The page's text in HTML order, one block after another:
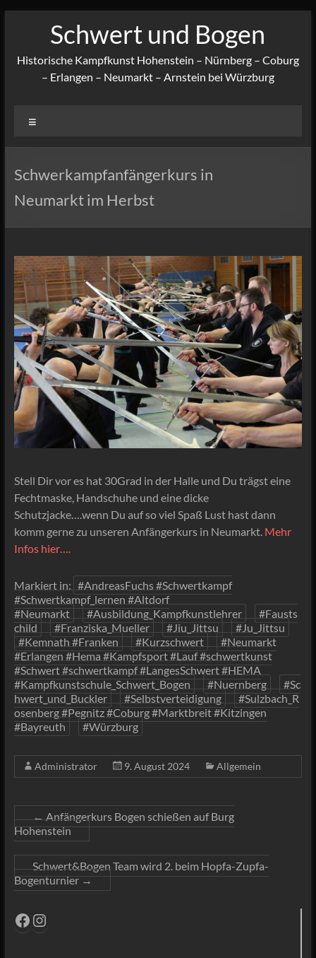
Schwert und Bogen
Historische Kampfkunst Hohenstein – Nürnberg – Coburg
– Erlangen – Neumarkt – Arnstein bei Würzburg
Schwerkampfanfängerkurs in
Neumarkt im Herbst
Stell Dir vor es hat 30Grad in der Halle und Du trägst eine
Fechtmaske, Handschuhe und eine dicke
Schutzjacke….wenn Du auf so viel Spaß Lust hast dann
komm gerne zu unseren Anfängerkurs in Neumarkt. Mehr
Infos hier….
Markiert in: #AndreasFuchs #Schwertkampf
#Schwertkampf_lernen #Altdorf
#Neumarkt
#Ausbildung_Kampfkunstlehrer
#Fausts
child
#Franziska_Mueller #Jiu_Jittsu
#Ju_Jittsu
#Kemnath #Franken
#Kurzschwert
#Neumarkt
#Erlangen #Hema #Kampfsport #Lauf #schwertkunst
#Schwert #schwertkampf #LangesSchwert #HEMA
#Kampfkunstschule_Schwert_Bogen
#Nuernberg
#Sc
hwert_und_Buckler
#Selbstverteidigung
#Sulzbach_R
osenberg #Pegnitz #Coburg #Marktbreit #Kitzingen
#Bayreuth
#Würzburg
Administrator 9. August 2024 Allgemein
← Anfängerkurs Bogen schießen auf Burg
Hohenstein
Schwert&Bogen Team wird 2. beim Hopfa-Zupfa-
Bogenturnier→
Facebook
Instagram